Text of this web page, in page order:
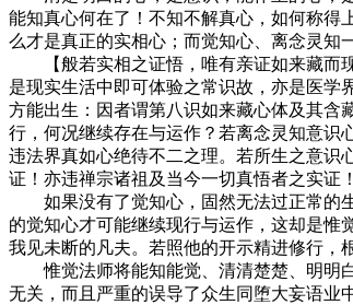
能知真心何在了！不知不解真心，如何称得
么才是真正的实相心；而觉知心、离念灵知
【般若实相之证悟，唯有亲证如来藏而现
是现实生活中即可体验之常识故，亦是医学
方能出生：因者谓第八识如来藏心体及其含
行，何况继续存在与运作？若离念灵知意识
违法界真如心绝待不二之理。若所生之意识
证！亦违禅宗诸祖及当今一切真悟者之实证
如果没有了觉知心，固然无法过正常的生
的觉知心才可能继续现行与运作，这却是惟
我见未断的凡夫。若照他的开示精进修行，
惟觉法师将能知能觉、清清楚楚、明明白
无关，而且严重的误导了众生同堕大妄语业